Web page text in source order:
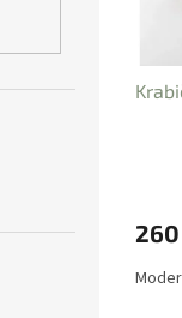
260